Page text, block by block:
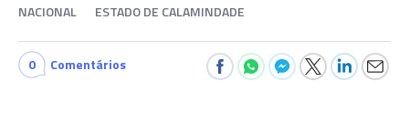
NACIONAL
ESTADO DE CALAMINDADE
0 Comentários